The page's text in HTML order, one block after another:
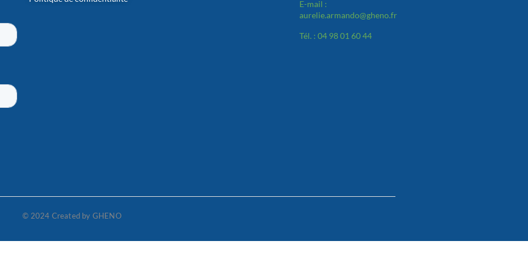
E-mail :
aurelie.armando@gheno.fr
Tél. : 04 98 01 60 44
© 2024 Created by GHENO